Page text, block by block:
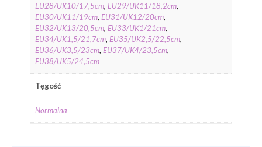
EU28/UK10/17,5cm, EU29/UK11/18,2cm,
EU30/UK11/19cm, EU31/UK12/20cm,
EU32/UK13/20,5cm, EU33/UK1/21cm,
EU34/UK1,5/21,7cm, EU35/UK2,5/22,5cm,
EU36/UK3,5/23cm, EU37/UK4/23,5cm,
EU38/UK5/24,5cm
Tęgość
Normalna